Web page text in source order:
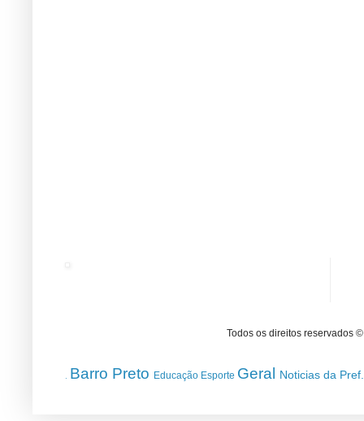
Todos os direitos reservados
Barro Preto Educação Esporte Geral Noticias da